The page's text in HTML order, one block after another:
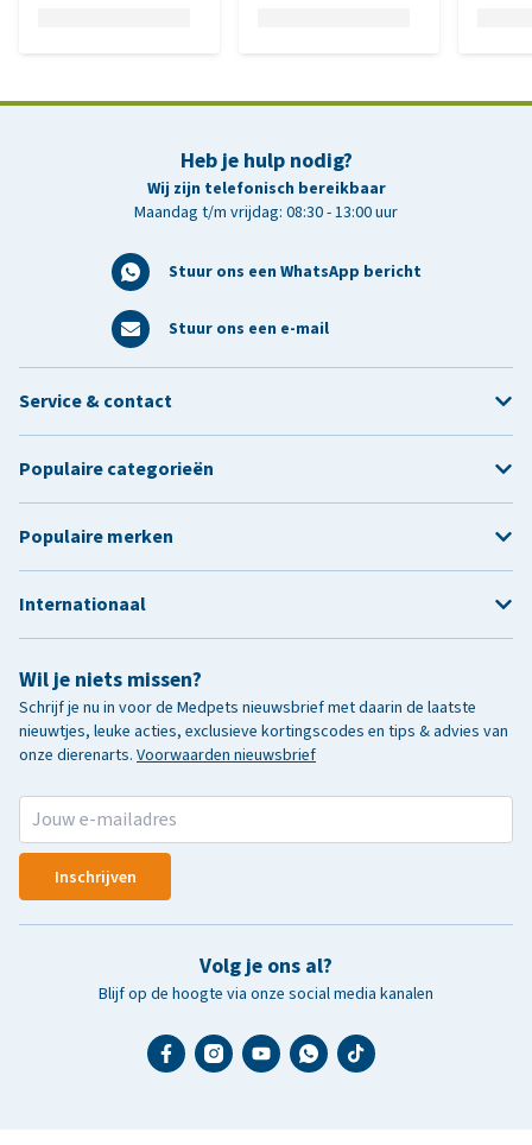
Heb je hulp nodig?
Wij zijn telefonisch bereikbaar
Maandag t/m vrijdag: 08:30 - 13:00 uur
Stuur ons een WhatsApp bericht
Stuur ons een e-mail
Wil je niets missen?
Schrijf je nu in voor de Medpets nieuwsbrief met daarin de laatste
nieuwtjes, leuke acties, exclusieve kortingscodes en tips & advies van
onze dierenarts. Voorwaarden nieuwsbrief
Inschrijven
Volg je ons al?
Blijf op de hoogte via onze social media kanalen
Service & contact
Populaire categorieën
Populaire merken
Internationaal